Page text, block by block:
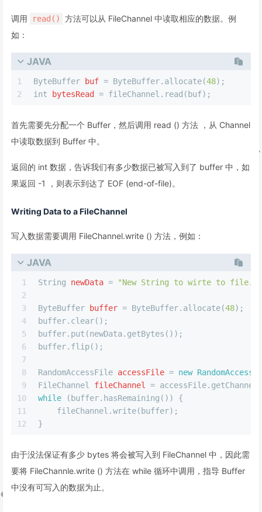
调用 read()
方法可以从 FileChannel 中读取相应的数据。例
如：
JAVA
1
2
ByteBuffer buf = ByteBuffer.allocate(48);
int
bytesRead = fileChannel.read(buf);
首先需要先分配一个 Buffer，然后调用 read () 方法 ，从 Channel
中读取数据到 Buffer 中。
返回的 int 数据，告诉我们有多少数据已被写入到了 buffer 中，如
果返回 -1 ，则表示到达了 EOF (end-of-file)。
Writing Data to a FileChannel
写入数据需要调用 FileChannel.write () 方法，例如：
JAVA
1
2
3
4
5
6
7
8
9
10
11
12
String newData = "New String to wirte to
ByteBuffer buffer = ByteBuffer.allocate(48);
buffer.clear();
buffer.put(newData.getBytes());
buffer.flip();
RandomAccessFile accessFile = new
FileChannel
fileChannel =
while (buffer.hasRemaining()) {
    fileChannel.write(buffer);
}
由于没法保证有多少 bytes 将会被写入到 FileChannel 中，因此需
要将 FileChannle.write () 方法在 while 循环中调用，指导 Buffer
中没有可写入的数据为止。